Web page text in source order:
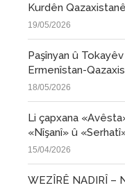
Kurdên
19/05/2026
Paşînyan û
Ermenîstan-
18/05/2026
Li çapxana
«Nîşanî» û
15/04/2026
WEZÎRÊ NADIRÎ –